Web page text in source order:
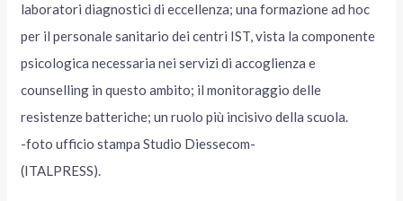
laboratori diagnostici di eccellenza; una formazione ad hoc
per il personale sanitario dei centri IST, vista la componente
psicologica necessaria nei servizi di accoglienza e
counselling in questo ambito; il monitoraggio delle
resistenze batteriche; un ruolo più incisivo della scuola.
-foto ufficio stampa Studio Diessecom-
(ITALPRESS).